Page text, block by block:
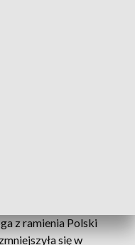
z ramienia Polski
się w